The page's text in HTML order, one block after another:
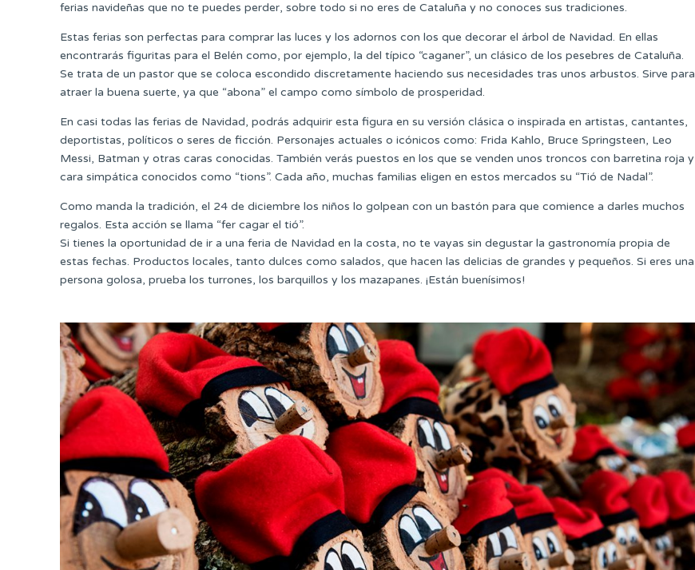
ferias navideñas que no te puedes perder, sobre todo si no eres de Cataluña y no conoces sus tradiciones.
Estas ferias son perfectas para comprar las luces y los adornos con los que decorar el árbol de Navidad. En ellas
encontrarás figuritas para el Belén como, por ejemplo, la del típico “caganer”, un clásico de los pesebres de Cataluña.
Se trata de un pastor que se coloca escondido discretamente haciendo sus necesidades tras unos arbustos. Sirve para
atraer la buena suerte, ya que “abona” el campo como símbolo de prosperidad.
En casi todas las ferias de Navidad, podrás adquirir esta figura en su versión clásica o inspirada en artistas, cantantes,
deportistas, políticos o seres de ficción. Personajes actuales o icónicos como: Frida Kahlo, Bruce Springsteen, Leo
Messi, Batman y otras caras conocidas. También verás puestos en los que se venden unos troncos con barretina roja y
cara simpática conocidos como “tions”. Cada año, muchas familias eligen en estos mercados su “Tió de Nadal”.
Como manda la tradición, el 24 de diciembre los niños lo golpean con un bastón para que comience a darles muchos
regalos. Esta acción se llama “fer cagar el tió”.
Si tienes la oportunidad de ir a una feria de Navidad en la costa, no te vayas sin degustar la gastronomía propia de
estas fechas. Productos locales, tanto dulces como salados, que hacen las delicias de grandes y pequeños. Si eres una
persona golosa, prueba los turrones, los barquillos y los mazapanes. ¡Están buenísimos!